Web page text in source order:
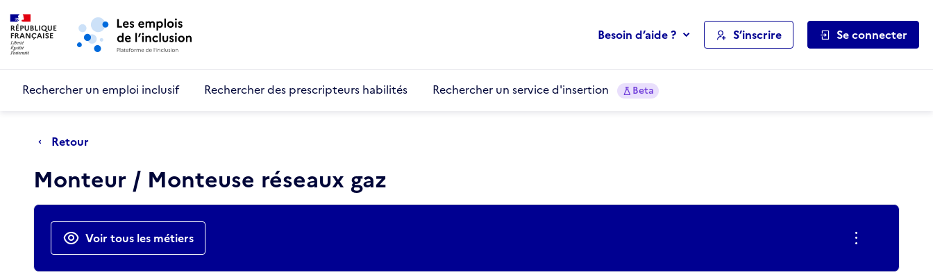
Aller au menu principal
Besoin d’aide ? S’inscrire Se connecter
Rechercher un emploi inclusif Rechercher des prescripteurs habilités Rechercher un service d'insertion Beta
Retour
Monteur / Monteuse réseaux gaz
Actions rapides
Voir tous les métiers